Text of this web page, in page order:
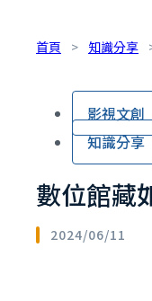
首頁 > 知識分享
影視文創
知識分享
數位館藏
2024/06/11